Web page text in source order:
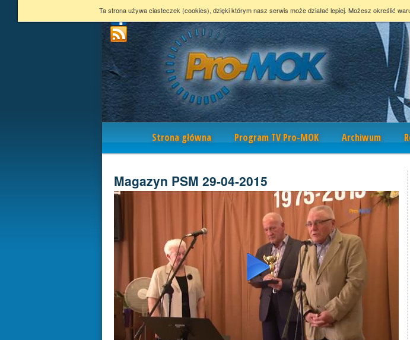
Strona główna Program TV Pro-MOK Archiwum
Magazyn PSM 29-04-2015
Ta strona używa ciasteczek (cookies), dzięki którym nasz serwis może działać lepiej. Możesz określić